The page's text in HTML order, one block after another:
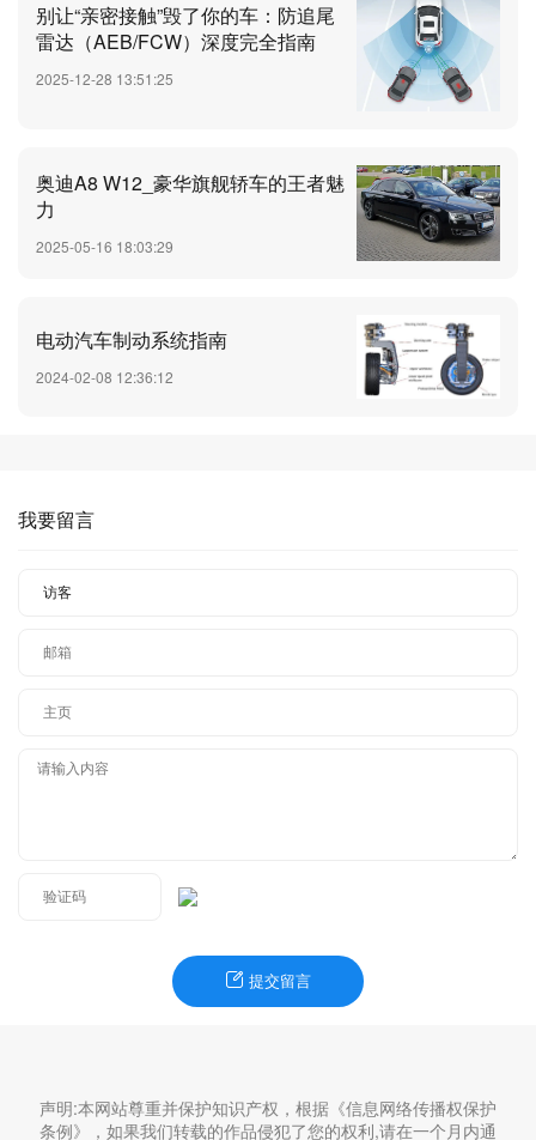
别让“亲密接触”毁了你的车：防追尾
雷达（AEB/FCW）深度完全指南
2025-12-28 13:51:25
奥迪A8 W12_豪华旗舰轿车的王者魅
力
2025-05-16 18:03:29
电动汽车制动系统指南
2024-02-08 12:36:12
我要留言
提交留言
声明:本网站尊重并保护知识产权，根据《信息网络传播权保护
条例》，如果我们转载的作品侵犯了您的权利,请在一个月内通